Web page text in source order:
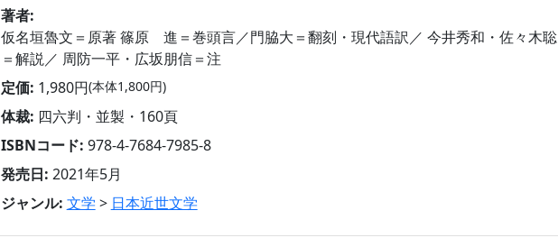
著者:
仮名垣魯文＝原著 篠原 進＝巻頭言／門脇大＝翻刻・現代語訳／ 今井秀和・佐々木聡
＝解説／ 周防一平・広坂朋信＝注
定価: 1,980円(本体1,800円)
体裁: 四六判・並製・160頁
ISBNコード: 978-4-7684-7985-8
発売日: 2021年5月
ジャンル: 文学 > 日本近世文学